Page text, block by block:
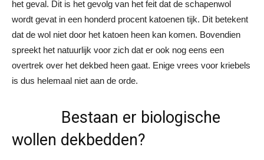
het geval. Dit is het gevolg van het feit dat de schapenwol
wordt gevat in een honderd procent katoenen tijk. Dit betekent
dat de wol niet door het katoen heen kan komen. Bovendien
spreekt het natuurlijk voor zich dat er ook nog eens een
overtrek over het dekbed heen gaat. Enige vrees voor kriebels
is dus helemaal niet aan de orde.
Bestaan er biologische
wollen dekbedden?